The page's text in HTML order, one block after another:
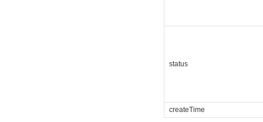
status
createTime